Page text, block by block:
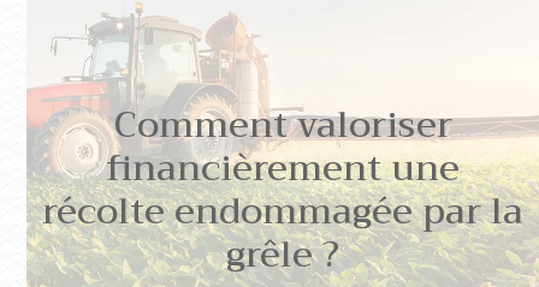
Comment valoriser
financièrement une
récolte endommagée par la
grêle ?